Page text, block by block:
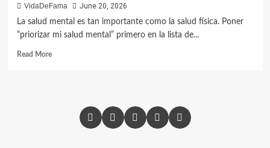
VidaDeFama
June 20, 2026
La salud mental es tan importante como la salud física. Poner
“priorizar mi salud mental” primero en la lista de...
Read More